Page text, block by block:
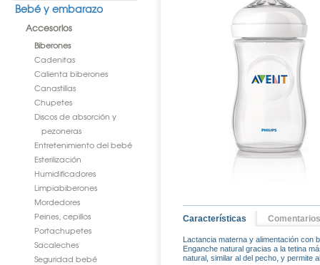
Bebé y embarazo
Accesorios
Biberones
Cadenitas
Calienta biberones
Canastillas
Chupetes
Discos de absorción y
pezoneras
Entretenimiento del bebé
Esterilización
Humidificadores
Limpiabiberones
Mordedores
Peines, cepillos
Portachupetes
Sacaleches
Seguridad bebé
Características Comentarios
Lactancia materna y alimentación con
Enganche natural gracias a la tetina
natural, similar al del pecho, y permite